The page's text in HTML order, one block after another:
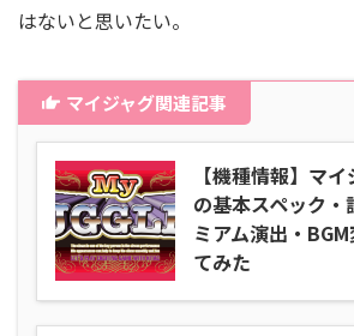
はないと思いたい。
マイジャグ関連記事
【機種情報】マ
の基本スペック・
ミアム演出・
てみた